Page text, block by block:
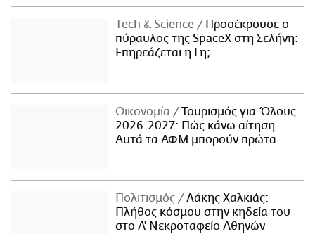
Τech & Science
Προσέκρουσε ο
πύραυλος της SpaceX στη Σελήνη:
Επηρεάζεται η Γη;
Οικονομία
Τουρισμός για Όλους
2026-2027: Πώς κάνω αίτηση -
Αυτά τα ΑΦΜ μπορούν πρώτα
Πολιτισμός
Λάκης Χαλκιάς:
Πλήθος κόσμου στην κηδεία του
στο Α' Νεκροταφείο Αθηνών